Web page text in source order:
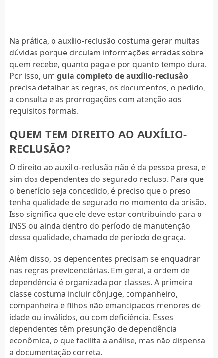
Na prática, o auxílio-reclusão costuma gerar muitas
dúvidas porque circulam informações erradas sobre
quem recebe, quanto paga e por quanto tempo dura.
Por isso, um guia completo de auxílio-reclusão
precisa detalhar as regras, os documentos, o pedido,
a consulta e as prorrogações com atenção aos
requisitos formais.
QUEM TEM DIREITO AO AUXÍLIO-
RECLUSÃO?
O direito ao auxílio-reclusão não é da pessoa presa, e
sim dos dependentes do segurado recluso. Para que
o benefício seja concedido, é preciso que o preso
tenha qualidade de segurado no momento da prisão.
Isso significa que ele deve estar contribuindo para o
INSS ou ainda dentro do período de manutenção
dessa qualidade, chamado de período de graça.
Além disso, os dependentes precisam se enquadrar
nas regras previdenciárias. Em geral, a ordem de
dependência é organizada por classes. A primeira
classe costuma incluir cônjuge, companheiro,
companheira e filhos não emancipados menores de
idade ou inválidos, ou com deficiência. Esses
dependentes têm presunção de dependência
econômica, o que facilita a análise, mas não dispensa
a documentação correta.